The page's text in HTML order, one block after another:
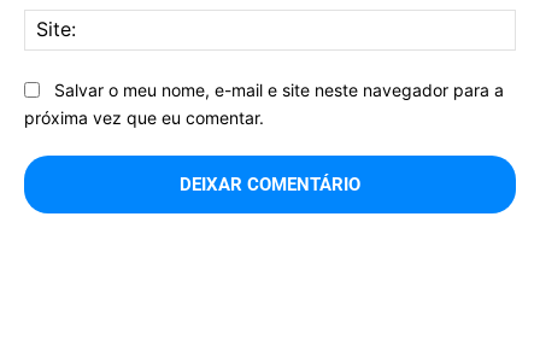
Salvar o meu nome, e-mail e site neste navegador para a
próxima vez que eu comentar.